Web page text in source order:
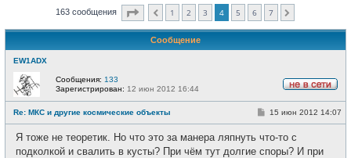
163 сообщения Страница из
Пред.
1 2 3 4 5 6 7
Сообщение
EW1ADX
е
в
с
Сообщения: 133
Зарегистрирован: 12 июн 2012 16:44
Re: МКС и другие космические объекты
С
б
щ
15 июн 2012 14:07
Я тоже не теоретик. Но что это за манера ляпнуть что-то с
подколкой и свалить в кусты? При чём тут долгие споры? И при